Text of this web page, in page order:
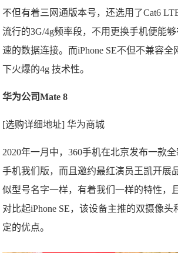
不但有着三网通版本号，还选用了Cat6
流行的3G/4g频率段，不用更换手机便能
速的数据连接。而iPhone SE不但不兼容全
下火爆的4g 技术性。
华为公司Mate 8
[选购详细地址] 华为商城
2020年一月中，360手机在北京发布一款
手机我们版，而且邀约最红演员王凯开展
似型号名字一样，有着我们一样的特性，
对比起iPhone SE，该设备主推的双摄像
定的优点。